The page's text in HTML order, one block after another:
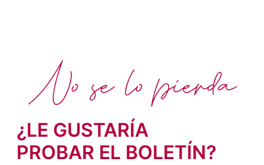
¿LE GUSTARÍA
PROBAR EL BOLETÍN?
No se lo pierda